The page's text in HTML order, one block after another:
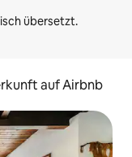
auf Airbnb